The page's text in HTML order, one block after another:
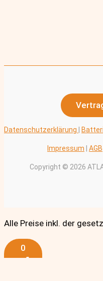
Datenschutzerklärung
Impressum AGB
Copyright © 2026
Alle Preise inkl. der
0